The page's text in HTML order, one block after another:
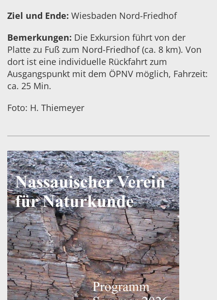
Ziel und Ende: Wiesbaden Nord-Friedhof
Bemerkungen: Die Exkursion führt von der
Platte zu Fuß zum Nord-Friedhof (ca. 8 km). Von
dort ist eine individuelle Rückfahrt zum
Ausgangspunkt mit dem ÖPNV möglich, Fahrzeit:
ca. 25 Min.
Foto: H. Thiemeyer